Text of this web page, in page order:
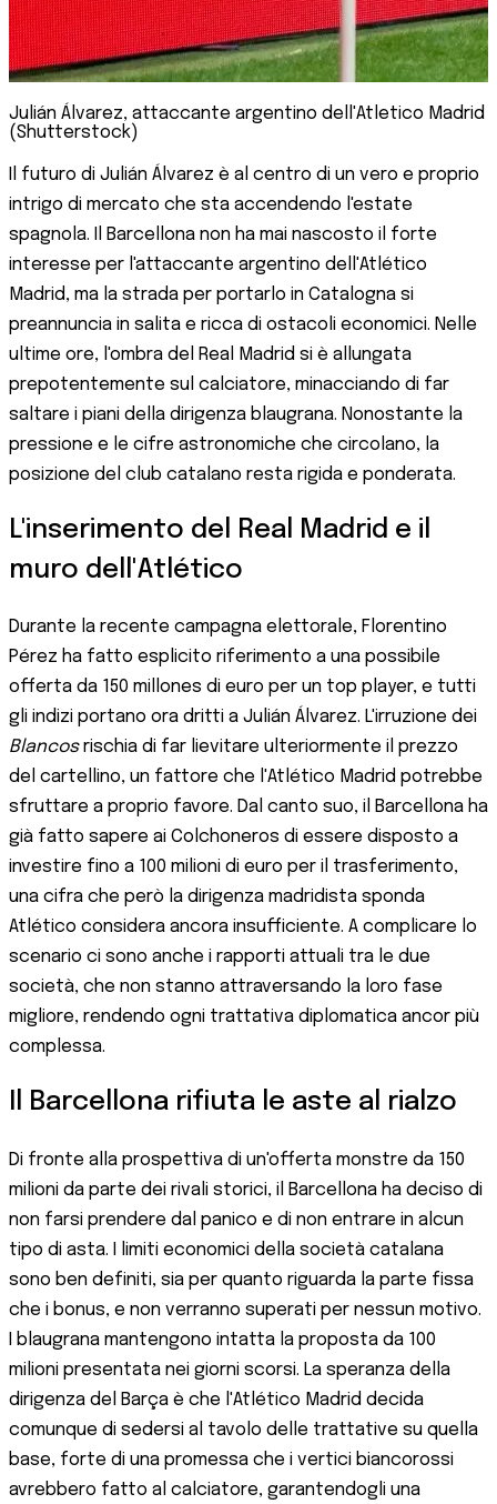
Julián Álvarez, attaccante argentino dell'Atletico Madrid
(Shutterstock)
Il futuro di Julián Álvarez è al centro di un vero e proprio
intrigo di mercato che sta accendendo l'estate
spagnola. Il Barcellona non ha mai nascosto il forte
interesse per l'attaccante argentino dell'Atlético
Madrid, ma la strada per portarlo in Catalogna si
preannuncia in salita e ricca di ostacoli economici. Nelle
ultime ore, l'ombra del Real Madrid si è allungata
prepotentemente sul calciatore, minacciando di far
saltare i piani della dirigenza blaugrana. Nonostante la
pressione e le cifre astronomiche che circolano, la
posizione del club catalano resta rigida e ponderata.
L'inserimento del Real Madrid e il
muro dell'Atlético
Durante la recente campagna elettorale, Florentino
Pérez ha fatto esplicito riferimento a una possibile
offerta da 150 millones di euro per un top player, e tutti
gli indizi portano ora dritti a Julián Álvarez. L'irruzione dei
Blancosrischia di far lievitare ulteriormente il prezzo
del cartellino, un fattore che l'Atlético Madrid potrebbe
sfruttare a proprio favore. Dal canto suo, il Barcellona ha
già fatto sapere ai Colchoneros di essere disposto a
investire fino a 100 milioni di euro per il trasferimento,
una cifra che però la dirigenza madridista sponda
Atlético considera ancora insufficiente. A complicare lo
scenario ci sono anche i rapporti attuali tra le due
società, che non stanno attraversando la loro fase
migliore, rendendo ogni trattativa diplomatica ancor più
complessa.
Il Barcellona rifiuta le aste al rialzo
Di fronte alla prospettiva di un'offerta monstre da 150
milioni da parte dei rivali storici, il Barcellona ha deciso di
non farsi prendere dal panico e di non entrare in alcun
tipo di asta. I limiti economici della società catalana
sono ben definiti, sia per quanto riguarda la parte fissa
che i bonus, e non verranno superati per nessun motivo.
I blaugrana mantengono intatta la proposta da 100
milioni presentata nei giorni scorsi. La speranza della
dirigenza del Barça è che l'Atlético Madrid decida
comunque di sedersi al tavolo delle trattative su quella
base, forte di una promessa che i vertici biancorossi
avrebbero fatto al calciatore, garantendogli una